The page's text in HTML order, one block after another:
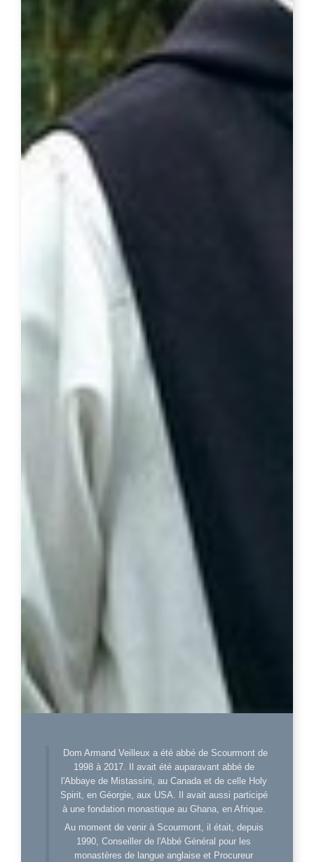
Dom Armand Veilleux a été abbé de Scourmont de
1998 à 2017. Il avait été auparavant abbé de
l'Abbaye de Mistassini, au Canada et de celle Holy
Spirit, en Géorgie, aux USA. Il avait aussi participé
à une fondation monastique au Ghana, en Afrique.
Au moment de venir à Scourmont, il était, depuis
1990, Conseiller de l'Abbé Général pour les
monastères de langue anglaise et Procureur